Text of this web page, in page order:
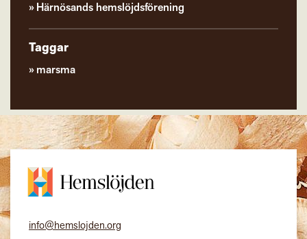
Härnösands hemslöjdsförening
Taggar
marsma
info@hemslojden.org